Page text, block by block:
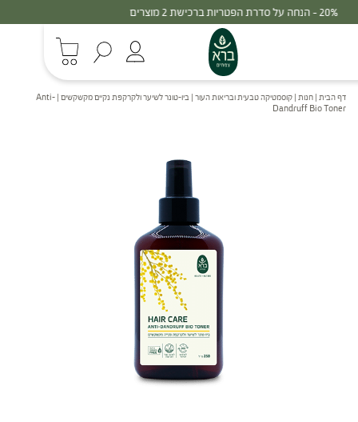
30% - הנחה על סדרת הפטריות ברכישת 3 מוצרים
דף הבית | חנות | קוסמטיקה טבעית ובריאות העור |
ביו-טונר לשיער ולקרקפת נקיים מקשקשים | Anti-
Dandruff Bio Toner